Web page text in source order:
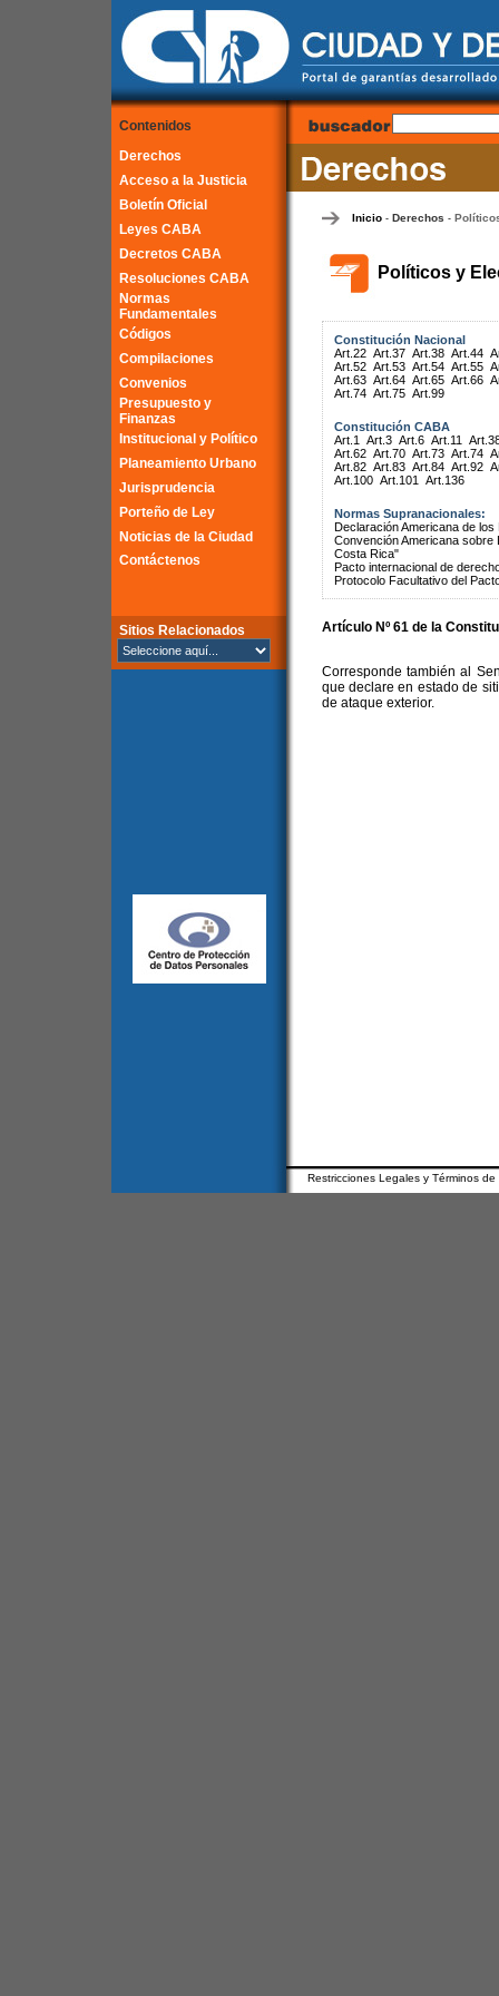
Contenidos
Derechos
Acceso a la Justicia
Boletín Oficial
Leyes CABA
Decretos CABA
Resoluciones CABA
Normas
Fundamentales
Códigos
Compilaciones
Convenios
Presupuesto y
Finanzas
Institucional y Político
Planeamiento Urbano
Jurisprudencia
Porteño de Ley
Noticias de la Ciudad
Contáctenos
Sitios Relacionados
Inicio- Derechos -
Políticos y
Constitución Nacional
Art.22 Art.37 Art.38 Art.44
Art.52 Art.53 Art.54 Art.55
Art.63 Art.64 Art.65 Art.66
Art.74 Art.75 Art.99
Constitución CABA
Art.1
Art.3 Art.6 Art.11
Art.62 Art.70 Art.73 Art.74
Art.82 Art.83 Art.84 Art.92
Art.100 Art.101 Art.136
Normas Supranacionales:
Declaración Americana de
Convención Americana
Costa Rica"
Pacto internacional de
Protocolo Facultativo del
Artículo Nº 61 de la
Corresponde también al
que declare en estado de
de ataque exterior.
Restricciones Legales y Términos de